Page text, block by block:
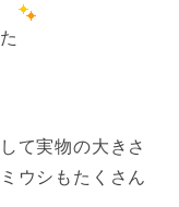
て実物の大きさ
ウシもたくさん